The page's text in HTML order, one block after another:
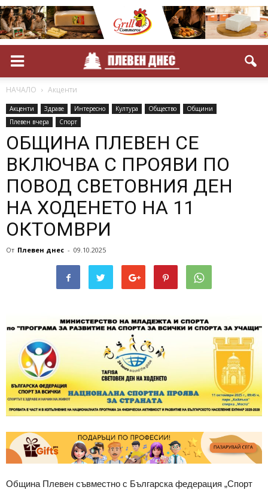
НАЧАЛО Акценти
Акценти Здраве Интересно Култура Общество
Общини
Плевен вчера
Спорт
ОБЩИНА ПЛЕВЕН СЕ
ВКЛЮЧВА С ПРОЯВИ ПО
ПОВОД СВЕТОВНИЯ ДЕН
НА ХОДЕНЕТО НА 11
ОКТОМВРИ
От Плевен днес - 09.10.2025
Община Плевен съвместно с Българска федерация „Спорт